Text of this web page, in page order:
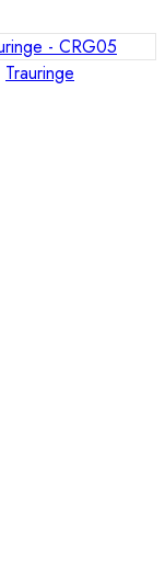
Trauringe